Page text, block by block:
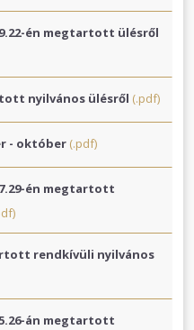
én megtartott ülésről
nyilvános ülésről (.pdf)
- október (.pdf)
én megtartott
rendkívüli nyilvános
án megtartott